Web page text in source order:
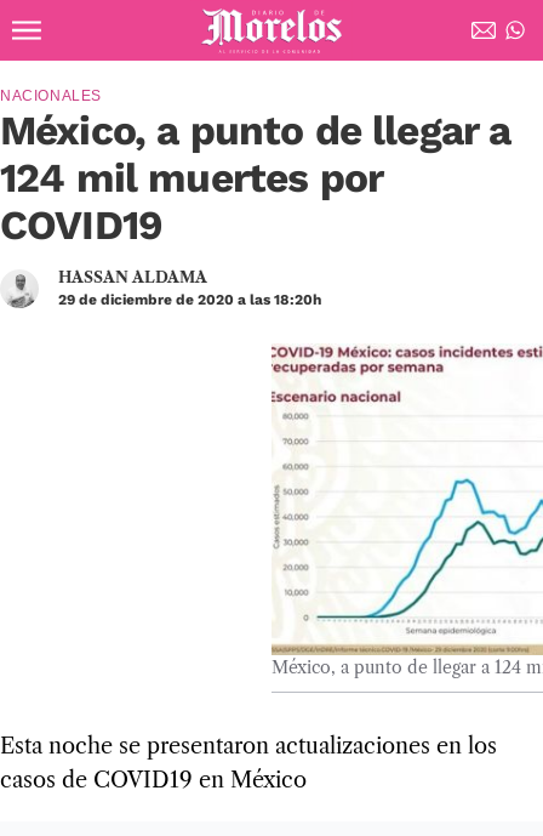
Diario de Morelos
México, a punto de llegar a
124 mil muertes por
COVID19
NACIONALES
HASSAN ALDAMA
29 de diciembre de 2020 a las 18:20h
México, a punto de llegar a 124
Esta noche se presentaron actualizaciones en los
casos de COVID19 en México